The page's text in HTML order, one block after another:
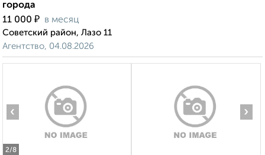
города
11 000 ₽ в месяц
Советский район, Лазо 11
Агентство, 04.08.2026
2/8
‹ ›